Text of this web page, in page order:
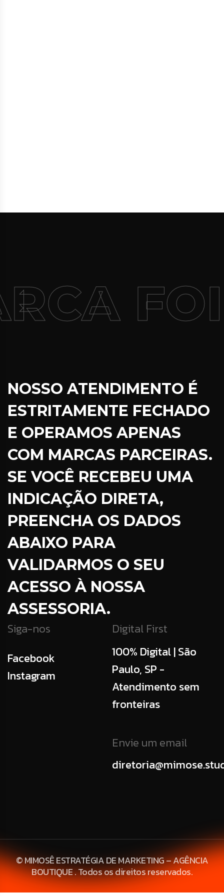
NOSSO ATENDIMENTO É
ESTRITAMENTE FECHADO
E OPERAMOS APENAS
COM MARCAS PARCEIRAS.
SE VOCÊ RECEBEU UMA
INDICAÇÃO DIRETA,
PREENCHA OS DADOS
ABAIXO PARA
VALIDARMOS O SEU
ACESSO À NOSSA
ASSESSORIA.
Siga-nos
Facebook
Instagram
Digital First
100% Digital | São
Paulo, SP -
Atendimento sem
fronteiras
Envie um email
© MIMOSÊ ESTRATÉGIA DE MARKETING – AGÊNCIA
BOUTIQUE . Todos os direitos reservados.